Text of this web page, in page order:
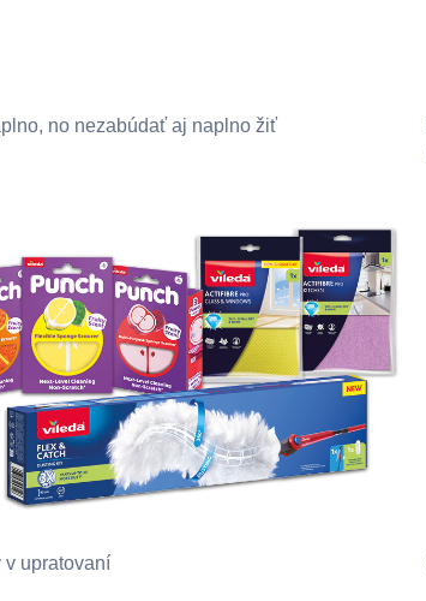
no nezabúdať aj naplno žiť
v upratovaní